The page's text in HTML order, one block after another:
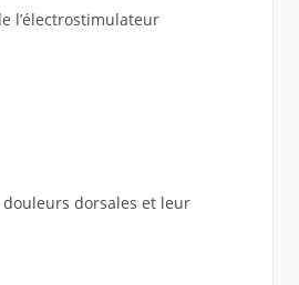
l’électrostimulateur
douleurs dorsales et leur